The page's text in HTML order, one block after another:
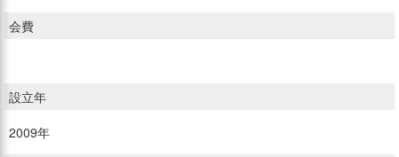
会費
設立年
2009年